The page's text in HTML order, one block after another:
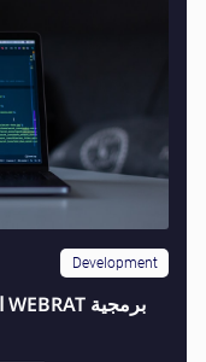
Development